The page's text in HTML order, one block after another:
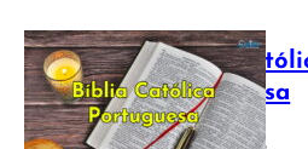
Bíblia
Portuguesa